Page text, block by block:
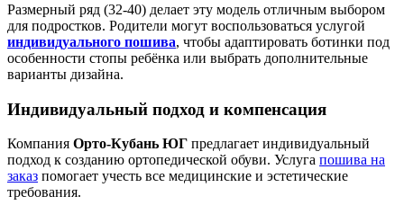
Размерный ряд (32-40) делает эту модель отличным выбором
для подростков. Родители могут воспользоваться услугой
индивидуального пошива, чтобы адаптировать ботинки под
особенности стопы ребёнка или выбрать дополнительные
варианты дизайна.
Индивидуальный подход и компенсация
Компания Орто-Кубань ЮГ предлагает индивидуальный
подход к созданию ортопедической обуви. Услуга пошива на
заказ помогает учесть все медицинские и эстетические
требования.